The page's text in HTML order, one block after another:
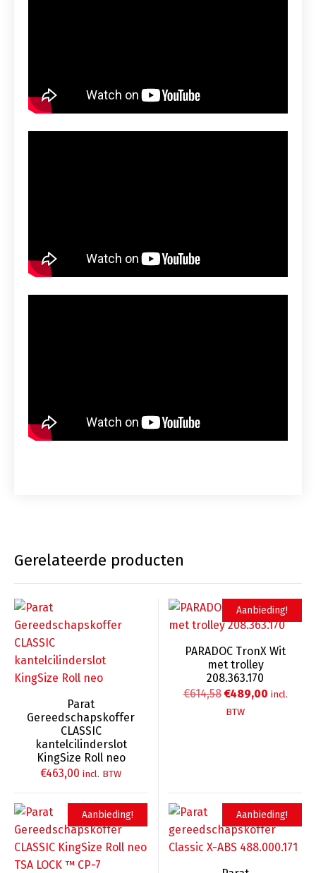
Gerelateerde producten
Parat
Gereedschapskoffer
CLASSIC
kantelcilinderslot
KingSize Roll neo
€463,00 incl. BTW
Aanbieding!
PARADOC TronX Wit
met trolley
208.363.170
€614,58Oorspronkelijke
prijs
€489,00Huidige
incl.
BTW
Aanbieding! Aanbieding!